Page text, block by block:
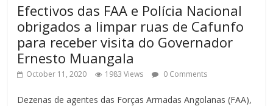
Efectivos das FAA e Polícia Nacional
obrigados a limpar ruas de Cafunfo
para receber visita do Governador
Ernesto Muangala
October 11, 2020 1983 Views 0 Comments
Dezenas de agentes das Forças Armadas Angolanas (FAA),